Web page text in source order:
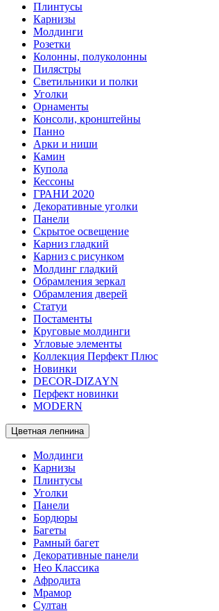
Плинтусы
Карнизы
Молдинги
Розетки
Колонны, полуколонны
Пилястры
Светильники и полки
Уголки
Орнаменты
Консоли, кронштейны
Панно
Арки и ниши
Камин
Купола
Кессоны
ГРАНИ 2020
Декоративные уголки
Панели
Скрытое освещение
Карниз гладкий
Карниз с рисунком
Молдинг гладкий
Обрамления зеркал
Обрамления дверей
Статуи
Постаменты
Круговые молдинги
Угловые элементы
Коллекция Перфект Плюс
Новинки
DECOR-DIZAYN
Перфект новинки
MODERN
Цветная лепнина
Молдинги
Карнизы
Плинтусы
Уголки
Панели
Бордюры
Багеты
Рамный багет
Декоративные панели
Нео Классика
Афродита
Мрамор
Султан